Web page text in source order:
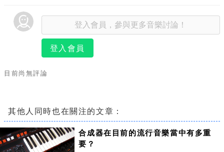
登入會員
目前尚無評論
其他人同時也在關注的文章：
合成器在目前的流行音樂當中有多重
要？